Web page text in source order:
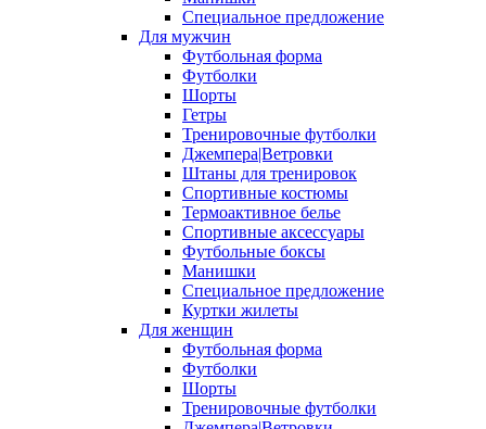
Специальное предложение
Для мужчин
Футбольная форма
Футболки
Шорты
Гетры
Тренировочные футболки
Джемпера|Ветровки
Штаны для тренировок
Спортивные костюмы
Термоактивное белье
Спортивные аксессуары
Футбольные боксы
Манишки
Специальное предложение
Куртки жилеты
Для женщин
Футбольная форма
Футболки
Шорты
Тренировочные футболки